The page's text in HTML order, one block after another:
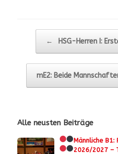
← HSG-Herren I:
mE2: Beide
Alle neusten Beiträge
Männliche B1:
2026/2027 –